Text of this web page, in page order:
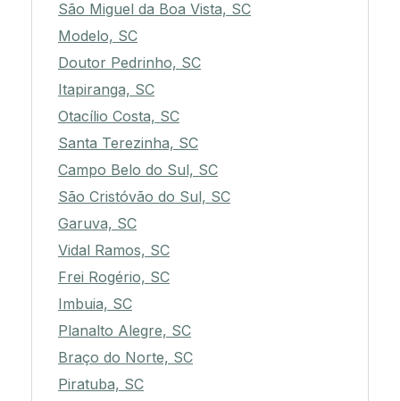
São Miguel da Boa Vista, SC
Modelo, SC
Doutor Pedrinho, SC
Itapiranga, SC
Otacílio Costa, SC
Santa Terezinha, SC
Campo Belo do Sul, SC
São Cristóvão do Sul, SC
Garuva, SC
Vidal Ramos, SC
Frei Rogério, SC
Imbuia, SC
Planalto Alegre, SC
Braço do Norte, SC
Piratuba, SC